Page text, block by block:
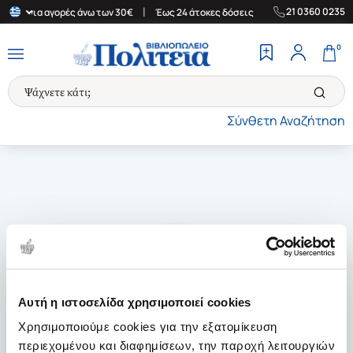
Αυτή η ιστοσελίδα χρησιμοποιεί cookies
Χρησιμοποιούμε cookies για την εξατομίκευση
περιεχομένου και διαφημίσεων, την παροχή λειτουργιών
για αγορές άνω των 30€ Έως 24 άτοκες δόσεις | Δωρεάν
21 0360 0235
Σύνθετη Αναζήτηση
0